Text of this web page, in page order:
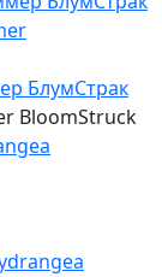
БлумСтрак
BloomStruck